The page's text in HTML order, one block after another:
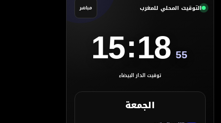
التوقيت المحلي للمغرب مباشر
15:18 56
توقيت الدار البيضاء
الجمعة